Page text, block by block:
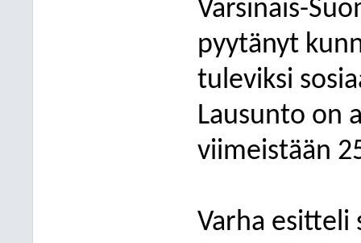
Varsinais-
pyytänyt
tuleviksi
Lausunto on
viimeistään
Varha esitteli